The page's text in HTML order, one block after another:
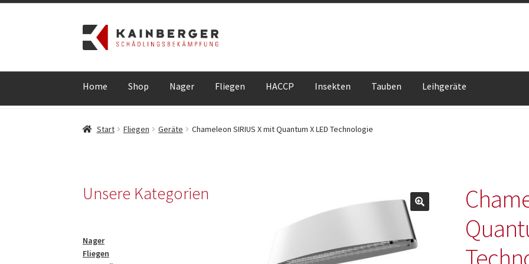
Zur
Navigation
Zum
Inhalt
Home Shop Nager Fliegen HACCP Insekten Tauben Leihgeräte
Start AGB Datenschutzerklärung Datenschutzerklärung – Stripe HEROLD POWERSITE E-COMMERCE
Start Fliegen Geräte Chameleon SIRIUS X mit Quantum X LED Technologie
Unsere Kategorien
Nager
Fliegen